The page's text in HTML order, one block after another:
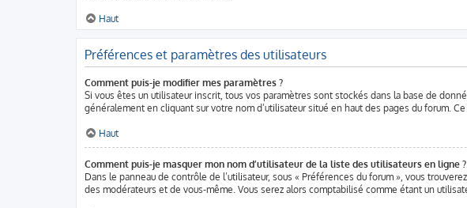
Haut
Préférences et paramètres des utilisateurs
Comment puis-je modifier mes paramètres ?
Si vous êtes un utilisateur inscrit, tous vos paramètres sont stockés dans la base de
généralement en cliquant sur votre nom d’utilisateur situé en haut des pages du forum.
Haut
Comment puis-je masquer mon nom d’utilisateur de la liste des utilisateurs en ligne ?
Dans le panneau de contrôle de l’utilisateur, sous « Préférences du forum », vous
des modérateurs et de vous-même. Vous serez alors comptabilisé comme étant un